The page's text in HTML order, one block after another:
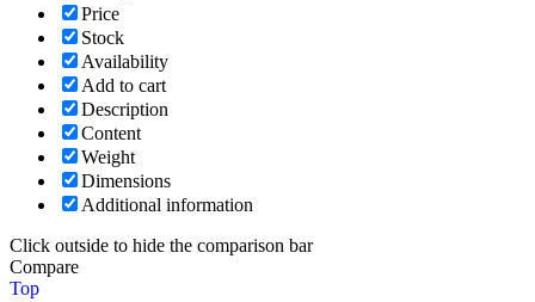
Price
Stock
Availability
Add to cart
Description
Content
Weight
Dimensions
Additional information
Click outside to hide the comparison bar
Compare
Top